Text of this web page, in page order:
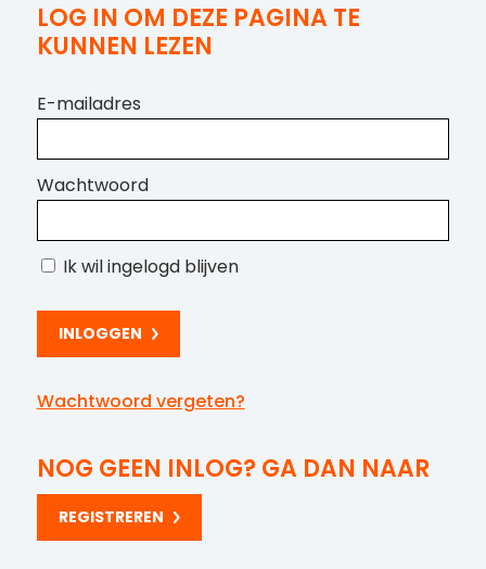
LOG IN OM DEZE PAGINA TE
KUNNEN LEZEN
E-mailadres
Wachtwoord
Ik wil ingelogd blijven
Wachtwoord vergeten?
NOG GEEN INLOG? GA DAN NAAR
REGISTREREN